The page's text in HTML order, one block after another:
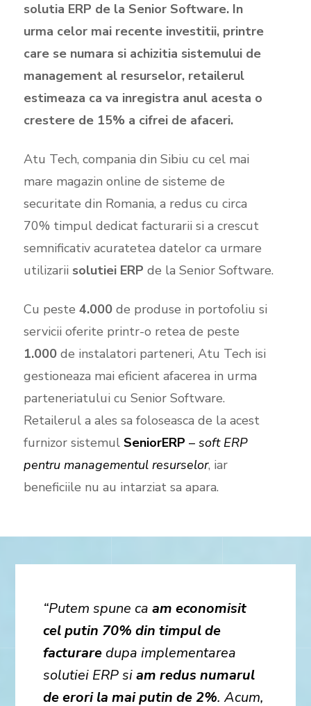
solutia ERP de la Senior Software. In
urma celor mai recente investitii, printre
care se numara si achizitia sistemului de
management al resurselor, retailerul
estimeaza ca va inregistra anul acesta o
crestere de 15% a cifrei de afaceri.
Atu Tech, compania din Sibiu cu cel mai
mare magazin online de sisteme de
securitate din Romania, a redus cu circa
70% timpul dedicat facturarii si a crescut
semnificativ acuratetea datelor ca urmare
utilizarii solutiei ERP de la Senior Software.
Cu peste 4.000de produse in portofoliu si
servicii oferite printr-o retea de peste
1.000de instalatori parteneri, Atu Tech isi
gestioneaza mai eficient afacerea in urma
parteneriatului cu Senior Software.
Retailerul a ales sa foloseasca de la acest
furnizor sistemul SeniorERP – soft ERP
pentru managementul resurselor, iar
beneficiile nu au intarziat sa apara.
“Putem spune caam economisit
cel putin 70% din timpul de
facturare dupa implementarea
solutiei ERP siam redus numarul
de erori la mai putin de 2%. Acum,